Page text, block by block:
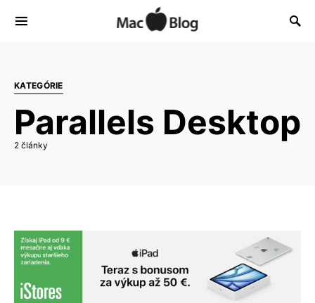
KATEGÓRIE
Parallels Desktop
2 články